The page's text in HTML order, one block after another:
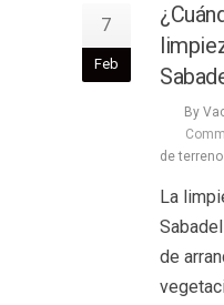
7
Feb
By
de terreno
La
de